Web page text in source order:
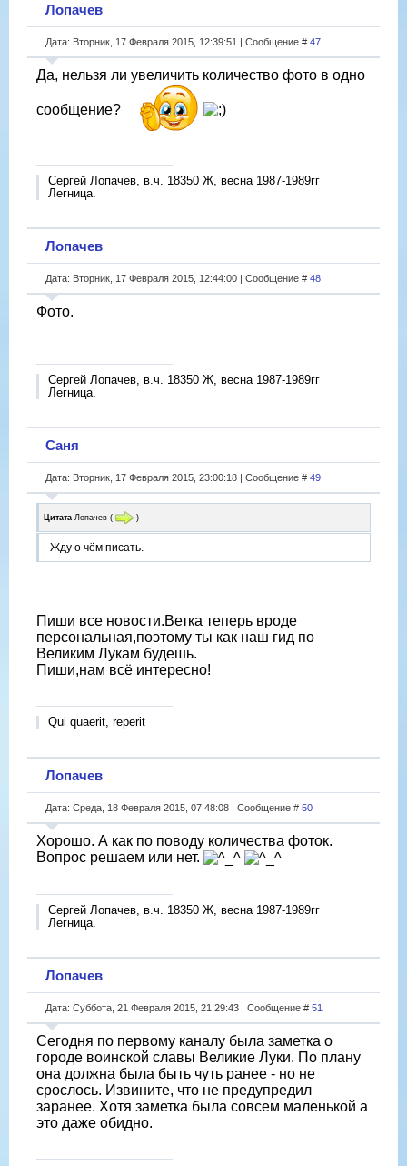
Лопачев
Дата: Вторник, 17 Февраля 2015, 12:39:51 | Сообщение # 47
Да, нельзя ли увеличить количество фото в одно
сообщение?
Сергей Лопачев, в.ч. 18350 Ж, весна 1987-1989гг
Легница.
Лопачев
Дата: Вторник, 17 Февраля 2015, 12:44:00 | Сообщение # 48
Фото.
Сергей Лопачев, в.ч. 18350 Ж, весна 1987-1989гг
Легница.
Саня
Дата: Вторник, 17 Февраля 2015, 23:00:18 | Сообщение # 49
Цитата Лопачев ( )
Жду о чём писать.
Пиши все новости.Ветка теперь вроде
персональная,поэтому ты как наш гид по
Великим Лукам будешь.
Пиши,нам всё интересно!
Qui quaerit, reperit
Лопачев
Дата: Среда, 18 Февраля 2015, 07:48:08 | Сообщение # 50
Хорошо. А как по поводу количества фоток.
Вопрос решаем или нет.
Сергей Лопачев, в.ч. 18350 Ж, весна 1987-1989гг
Легница.
Лопачев
Дата: Суббота, 21 Февраля 2015, 21:29:43 | Сообщение # 51
Сегодня по первому каналу была заметка о
городе воинской славы Великие Луки. По плану
она должна была быть чуть ранее - но не
срослось. Извините, что не предупредил
заранее. Хотя заметка была совсем маленькой а
это даже обидно.